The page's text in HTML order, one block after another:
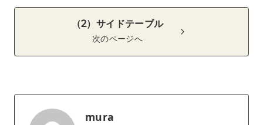
（2）サイドテーブル
次のページへ
mura